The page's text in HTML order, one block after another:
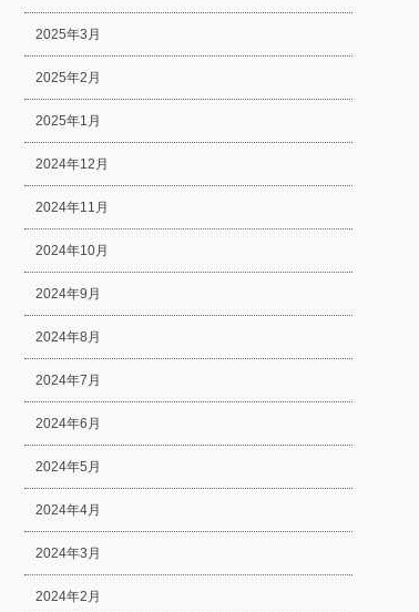
2025年3月
2025年2月
2025年1月
2024年12月
2024年11月
2024年10月
2024年9月
2024年8月
2024年7月
2024年6月
2024年5月
2024年4月
2024年3月
2024年2月